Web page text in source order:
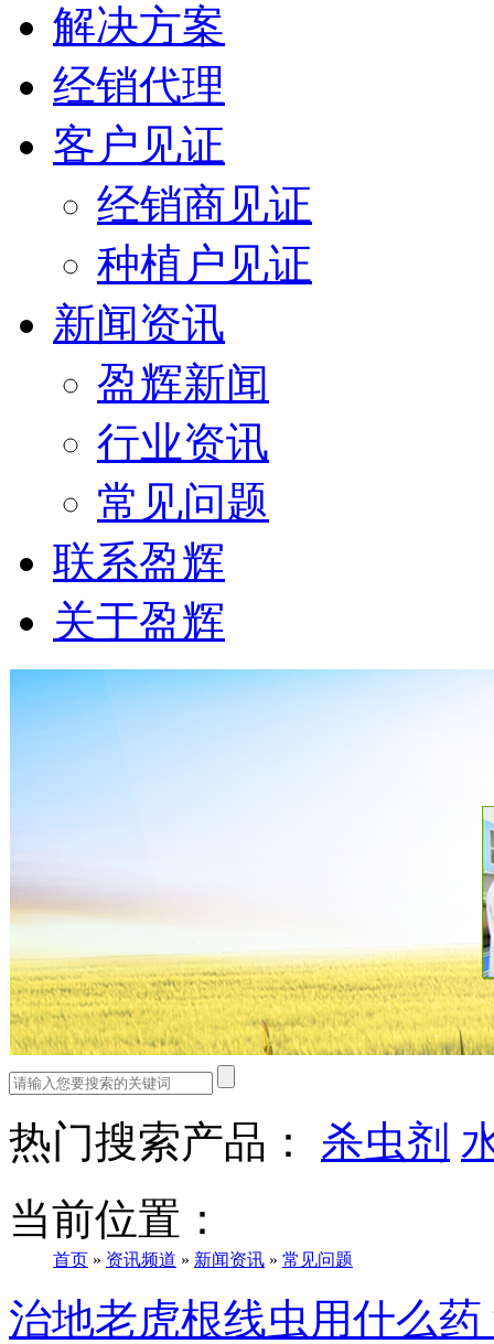
解决方案
经销代理
客户见证
经销商见证
种植户见证
新闻资讯
盈辉新闻
行业资讯
常见问题
联系盈辉
关于盈辉
热门搜索产品： 杀虫剂
当前位置：
首页 » 资讯频道 » 新闻资讯 » 常见问题
治地老虎根线虫用什么药